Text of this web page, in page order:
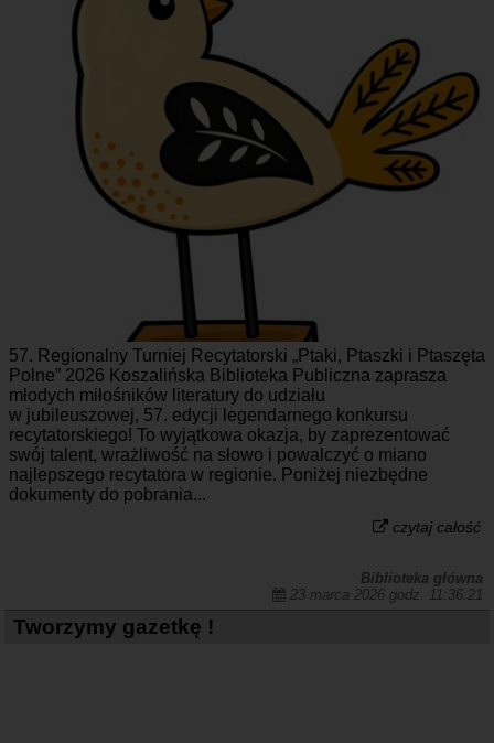
57. Regionalny Turniej Recytatorski „Ptaki, Ptaszki i Ptaszęta
Polne” 2026 Koszalińska Biblioteka Publiczna zaprasza
młodych miłośników literatury do udziału
w jubileuszowej, 57. edycji legendarnego konkursu
recytatorskiego! To wyjątkowa okazja, by zaprezentować
swój talent, wrażliwość na słowo i powalczyć o miano
najlepszego recytatora w regionie. Poniżej niezbędne
dokumenty do pobrania...
czytaj całość
Biblioteka główna
23 marca 2026 godz. 11:36:21
Tworzymy gazetkę !